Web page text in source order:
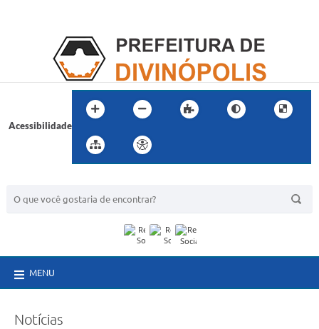
Acessibilidade
MENU
Notícias